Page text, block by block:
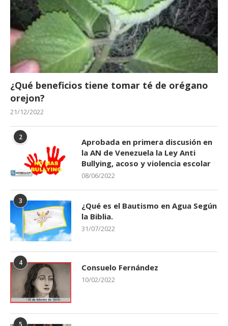
¿Qué beneficios tiene tomar té de orégano
orejon?
21/12/2022
2
Aprobada en primera discusión en
la AN de Venezuela la Ley Anti
Bullying, acoso y violencia escolar
08/06/2022
3
¿Qué es el Bautismo en Agua Según
la Biblia.
31/07/2022
4 Consuelo Fernández
10/02/2022
5